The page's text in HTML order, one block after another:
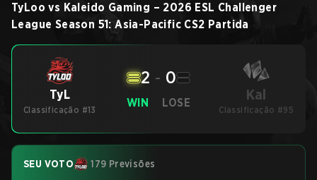
TyLoo vs Kaleido Gaming – 2026 ESL Challenger
League Season 51: Asia-Pacific CS2 Partida
TyL
Classificação #13
WIN
2 - 0
LOSE Kal
Classificação #95
SEU VOTO 179 Previsões